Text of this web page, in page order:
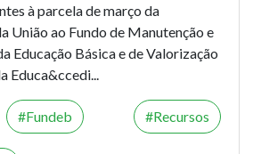
à parcela de março da
União ao Fundo de Manutenção e
Educação Básica e de Valorização
Educa&ccedi...
Fundeb Recursos